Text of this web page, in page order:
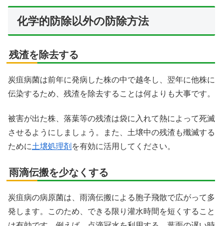
化学的防除以外の防除方法
残渣を除去する
炭疽病菌は前年に発病した株の中で越冬し、翌年に他株に
伝染するため、残渣を除去することは何よりも大事です。
被害が出た株、落葉等の残渣は袋に入れて熱によって死滅
させるようにしましょう。また、土壌中の残渣も殲滅する
ために土壌処理剤 を有効に活用してください。
雨滴伝搬を少なくする
炭疽病の病原菌は、雨滴伝搬による胞子飛散で広がって多
発します。このため、できる限り灌水時間を短くすること